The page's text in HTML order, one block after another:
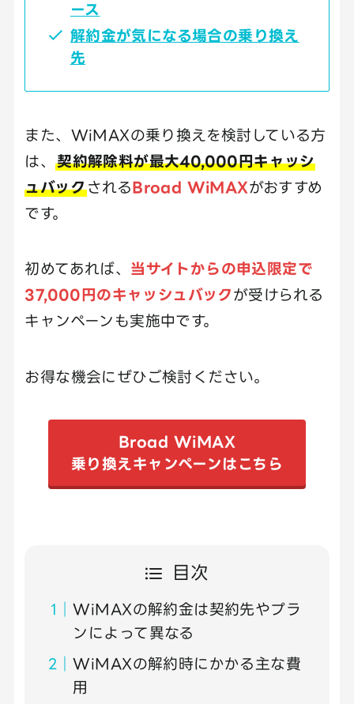
ース
解約金が気になる場合の乗り換え
先
また、WiMAXの乗り換えを検討している方
は、契約解除料が最大40,000円キャッシ
ュバックされるBroad WiMAXがおすすめ
です。
初めてあれば、 当サイトからの申込限定で
37,000円のキャッシュバックが受けられる
キャンペーンも実施中です。
お得な機会にぜひご検討ください。
Broad WiMAX
乗り換えキャンペーンはこちら
目次
WiMAXの解約金は契約先やプラ
ンによって異なる
WiMAXの解約時にかかる主な費
用